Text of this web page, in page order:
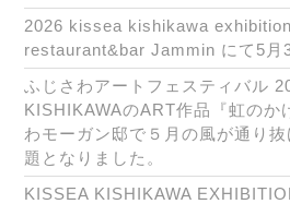
2026 kissea kishikawa
restaurant&bar Jammin にて5月
ふじさわアートフェスティバル
KISHIKAWAのART作品『虹の
わモーガン邸で５月の風が通り
題となりました。
KISSEA KISHIKAWA